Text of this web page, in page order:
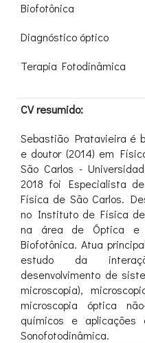
Biofotônica
Diagnóstico óptico
Terapia Fotodinâmica
CV resumido:
Sebastião Pratavieira é
e doutor (2014) em
São Carlos -
2018 foi Especialista
Física de São Carlos.
no Instituto de Física de
na área de Óptica e
Biofotônica. Atua
estudo da
desenvolvimento de
microscopia),
microscopia óptica
químicos e aplicações
Sonofotodinâmica.